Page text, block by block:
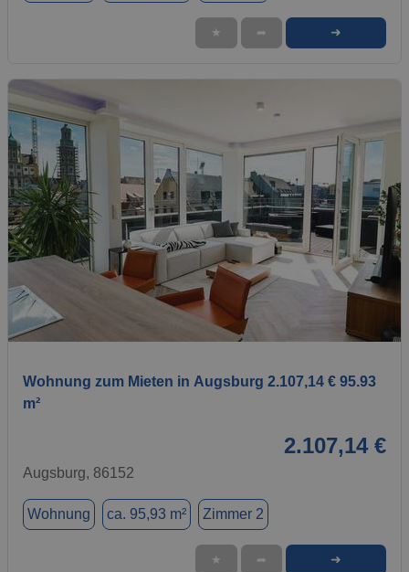
★ ➦ ➜
Wohnung zum Mieten in Augsburg 2.107,14 € 95.93
m²
2.107,14 €
Augsburg, 86152
Wohnung ca. 95,93 m² Zimmer 2
★ ➦ ➜